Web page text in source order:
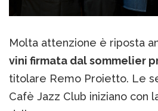
Molta attenzione è riposta
vini firmata dal sommelier
titolare Remo Proietto. Le
Cafè Jazz Club iniziano con